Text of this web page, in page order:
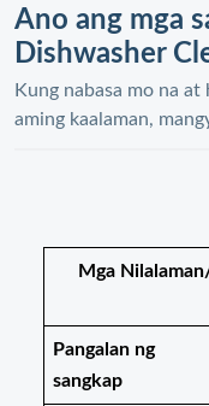
Ano ang mga
Dishwasher
Kung nabasa mo na
aming kaalaman,
Mga
Pangalan ng
sangkap